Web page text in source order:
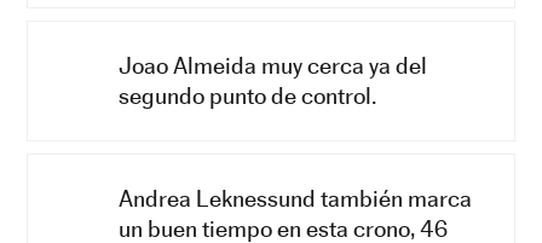
Joao Almeida muy cerca ya del
segundo punto de control.
Andrea Leknessund también marca
un buen tiempo en esta crono, 46